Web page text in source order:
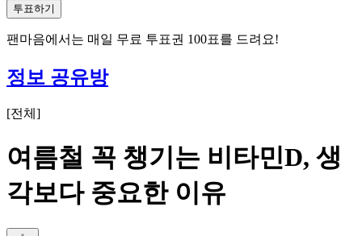
투표하기
팬마음에서는 매일 무료 투표권 100표를 드려요!
정보 공유방
[전체 ]
여름철 꼭 챙기는 비타민D, 생
각보다 중요한 이유